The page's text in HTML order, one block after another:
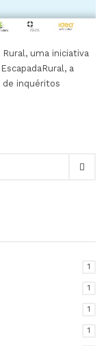
uma iniciativa
a
de inquéritos
1
1
1
1